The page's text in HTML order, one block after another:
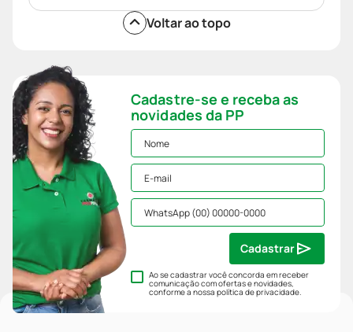
Voltar ao topo
Cadastre-se e receba as
novidades da PP
Ao se cadastrar você concorda em receber
comunicação com ofertas e novidades,
conforme a nossapolítica de privacidade.
Cadastrar